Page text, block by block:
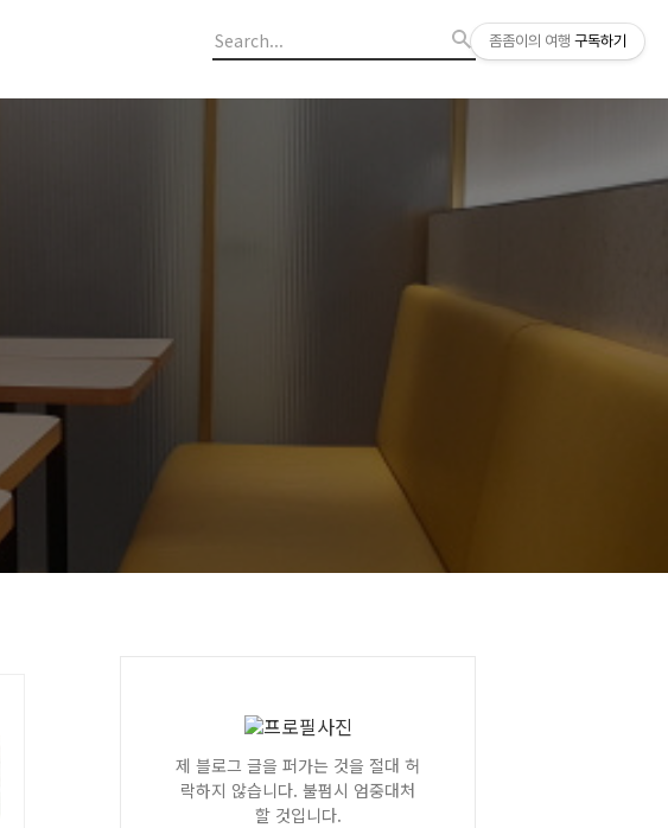
제 블로그 글을 퍼가는 것을 절대 허
락하지 않습니다. 불펌시 엄중대처
할 것입니다.
좀좀이의 여행 구독하기